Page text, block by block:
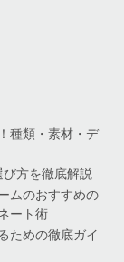
種類・素材・デ
方を徹底解説
ムのおすすめの
ート術
ための徹底ガイ